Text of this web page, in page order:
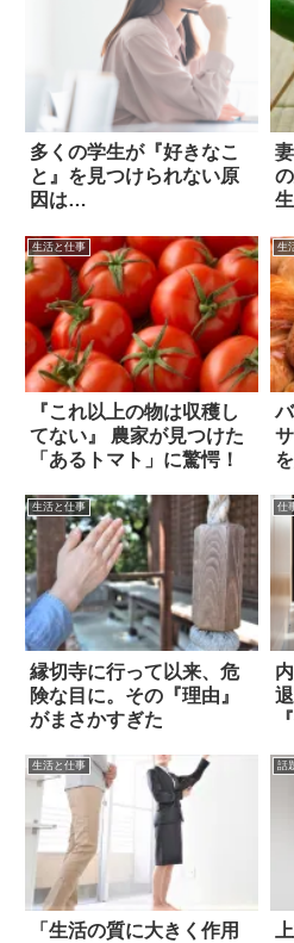
多くの学生が『好きなこ
と』を見つけられない原
因は…
生活と仕事
『これ以上の物は収穫し
てない』 農家が見つけた
「あるトマト」に驚愕！
生
生活と仕事
縁切寺に行って以来、危
険な目に。その『理由』
がまさかすぎた
仕
生活と仕事
「生活の質に大きく作用
話